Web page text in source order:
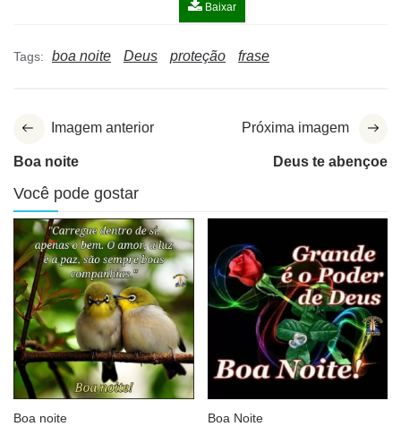
Baixar
Tags: boa noite Deus proteção frase
Imagem anterior
Boa noite
Próxima imagem
Deus te abençoe
Você pode gostar
Boa noite Boa Noite